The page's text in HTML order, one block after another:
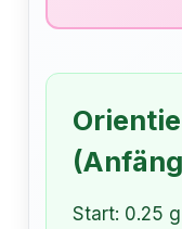
Start: 0.25